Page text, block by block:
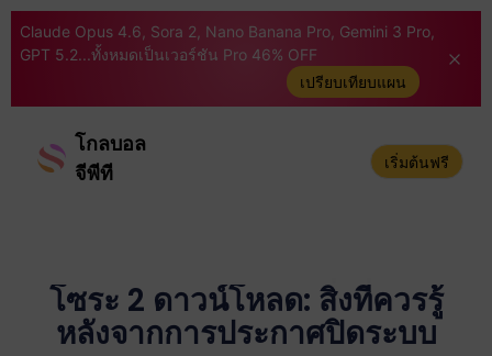
Claude Opus 4.6, Sora 2, Nano Banana Pro, Gemini 3 Pro,
GPT 5.2...ทั้งหมดเป็นเวอร์ชัน Pro 46% OFF
เปรียบเทียบแผน
โกลบอล
จีพีที
เริ่มต้นฟรี
โซระ 2 ดาวน์โหลด: สิ่งที่ควรรู้
หลังจากการประกาศปิดระบบ